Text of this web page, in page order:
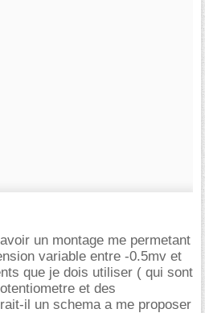
un montage me permetant
variable entre -0.5mv et
que je dois utiliser ( qui sont
et des
il un schema a me proposer